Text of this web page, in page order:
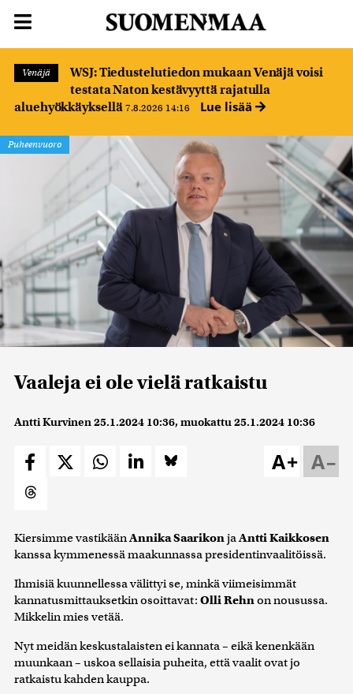
Venäjä
WSJ: Tiedustelutiedon mukaan Venäjä voisi
testata Naton kestävyyttä rajatulla
aluehyökkäyksellä 7.8.2026 14:16 Lue lisää
Puheenvuoro
Vaaleja ei ole vielä ratkaistu
Antti Kurvinen25.1.2024 10:36, muokattu25.1.2024 10:36
A–
A+
Kiersimme vastikäänAnnika SaarikonjaAntti Kaikkosen
kanssa kymmenessä maakunnassa presidentinvaalitöissä.
Ihmisiä kuunnellessa välittyi se, minkä viimeisimmät
kannatusmittauksetkin osoittavat: Olli Rehnon nousussa.
Mikkelin mies vetää.
Nyt meidän keskustalaisten ei kannata – eikä kenenkään
muunkaan – uskoa sellaisia puheita, että vaalit ovat jo
ratkaistu kahden kauppa.